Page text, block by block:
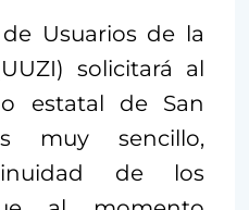
Usuarios de la
solicitará al
estatal de San
muy sencillo,
de los